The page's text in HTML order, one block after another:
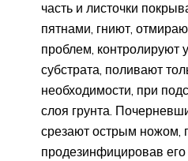
часть и листочки
пятнами, гниют,
проблем, контролируют
субстрата, поливают
необходимости, при
слоя грунта.
срезают острым ножом,
продезинфицировав